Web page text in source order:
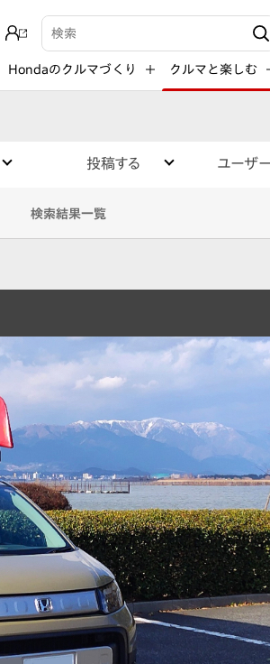
検索キーワード入力
Hondaのクルマづくり クルマと楽しむ
投稿する ユーザ
検索結果一覧